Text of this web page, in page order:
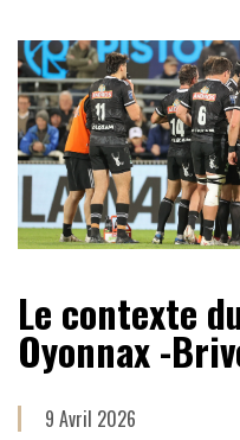
Le contexte
Oyonnax -
9 Avril 2026